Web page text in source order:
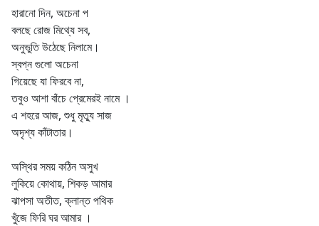
হারানো দিন, অচেনা প
বলছে রোজ মিথ্যে সব,
অনুভুতি উঠেছে নিলামে।
স্বপ্ন গুলো অচেনা
গিয়েছে যা ফিরবে না,
তবুও আশা বাঁচে প্রেমেরই নামে ।
এ শহরে আজ, শুধু মৃত্যু সাজ
অদৃশ্য কাঁটাতার।
অস্থির সময় কঠিন অসুখ
লুকিয়ে কোথায়, শিকড় আমার
ঝাপসা অতীত, ক্লান্ত পথিক
খুঁজে ফিরি ঘর আমার ।